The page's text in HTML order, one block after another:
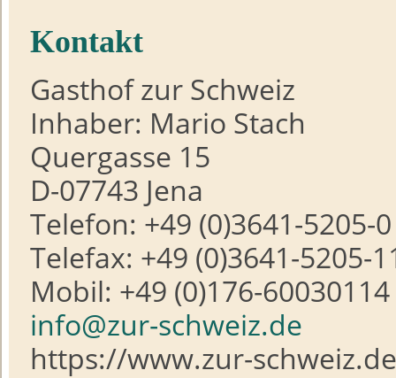
Auf den Spuren von Goethe ...
Kontakt
Gasthof zur Schweiz
Inhaber: Mario Stach
Quergasse 15
D-07743 Jena
Telefon: +49 (0)3641-5205-0
Telefax: +49 (0)3641-5205-
Mobil: +49 (0)176-60030114
info@zur-schweiz.de
https://www.zur-schweiz.de